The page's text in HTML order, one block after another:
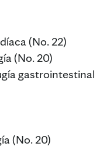
(No. 22)
(No. 20)
gastrointestinal
(No. 20)